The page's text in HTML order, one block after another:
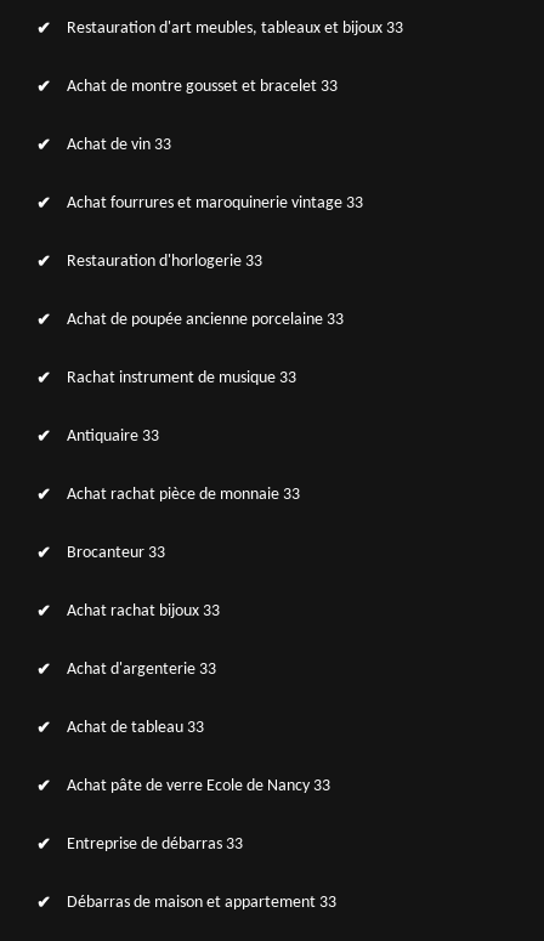
Restauration d'art meubles, tableaux et bijoux 33
Achat de montre gousset et bracelet 33
Achat de vin 33
Achat fourrures et maroquinerie vintage 33
Restauration d'horlogerie 33
Achat de poupée ancienne porcelaine 33
Rachat instrument de musique 33
Antiquaire 33
Achat rachat pièce de monnaie 33
Brocanteur 33
Achat rachat bijoux 33
Achat d'argenterie 33
Achat de tableau 33
Achat pâte de verre Ecole de Nancy 33
Entreprise de débarras 33
Débarras de maison et appartement 33